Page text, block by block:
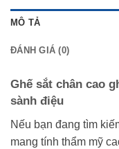
MÔ TẢ
ĐÁNH GIÁ (0)
Ghế sắt chân cao
sành điệu
Nếu bạn đang tìm
mang tính thẩm mỹ